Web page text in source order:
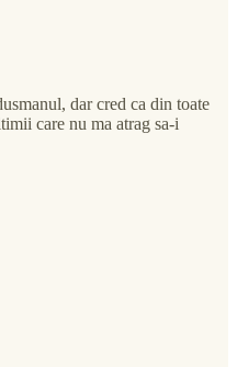
dar cred ca din toate
care nu ma atrag sa-i